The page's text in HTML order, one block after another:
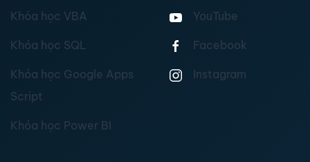
Khóa học VBA
Khóa học SQL
Khóa học Google Apps
Script
Khóa học Power BI
YouTube
Facebook
Instagram